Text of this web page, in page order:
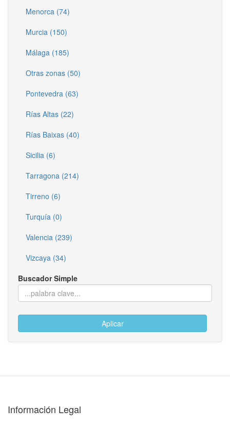
Menorca (74)
Murcia (150)
Málaga (185)
Otras zonas (50)
Pontevedra (63)
Rías Altas (22)
Rías Baixas (40)
Sicilia (6)
Tarragona (214)
Tirreno (6)
Turquía (0)
Valencia (239)
Vizcaya (34)
Buscador Simple
Aplicar
Información Legal